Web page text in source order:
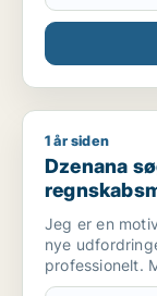
Dzenana
1 år siden
Dzenana
Jeg er en
nye
professionelt.